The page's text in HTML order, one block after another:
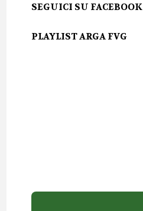
SEGUICI SU FACEBOOK
PLAYLIST ARGA FVG